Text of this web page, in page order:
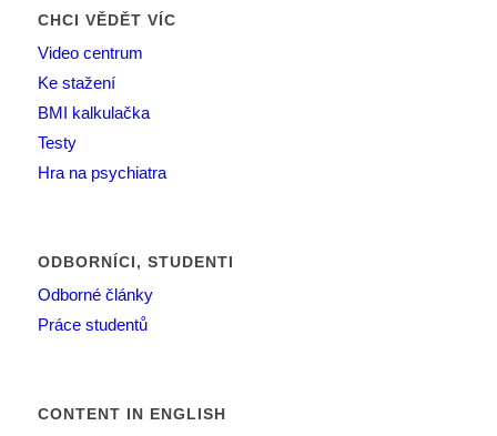
CHCI VĚDĚT VÍC
Video centrum
Ke stažení
BMI kalkulačka
Testy
Hra na psychiatra
ODBORNÍCI, STUDENTI
Odborné články
Práce studentů
CONTENT IN ENGLISH